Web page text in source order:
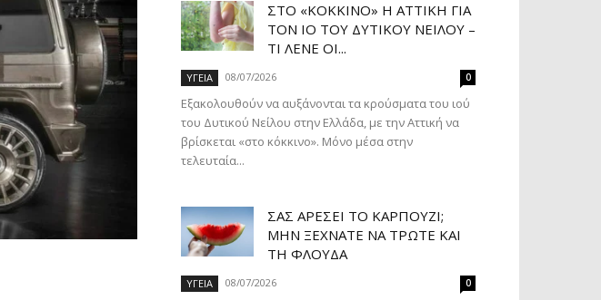
ΣΤΟ «ΚΌΚΚΙΝΟ» Η ΑΤΤΙΚΉ ΓΙΑ
ΤΟΝ ΙΌ ΤΟΥ ΔΥΤΙΚΟΎ ΝΕΊΛΟΥ –
ΤΙ ΛΈΝΕ ΟΙ...
ΥΓΕΙΑ 08/07/2026 0
Εξακολουθούν να αυξάνονται τα κρούσματα του ιού
του Δυτικού Νείλου στην Ελλάδα, με την Αττική να
βρίσκεται «στο κόκκινο». Μόνο μέσα στην
τελευταία...
ΣΑΣ ΑΡΈΣΕΙ ΤΟ ΚΑΡΠΟΎΖΙ;
ΜΗΝ ΞΕΧΝΆΤΕ ΝΑ ΤΡΏΤΕ ΚΑΙ
ΤΗ ΦΛΟΎΔΑ
ΥΓΕΙΑ 08/07/2026 0